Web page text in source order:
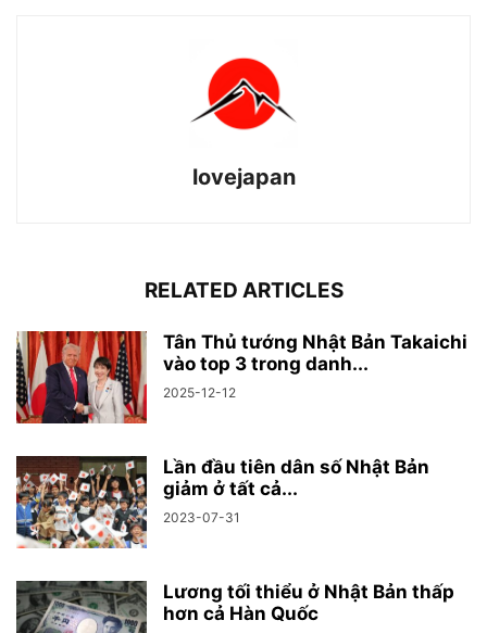
lovejapan
RELATED ARTICLES
Tân Thủ tướng Nhật Bản Takaichi
vào top 3 trong danh...
2025-12-12
Lần đầu tiên dân số Nhật Bản
giảm ở tất cả...
2023-07-31
Lương tối thiểu ở Nhật Bản thấp
hơn cả Hàn Quốc